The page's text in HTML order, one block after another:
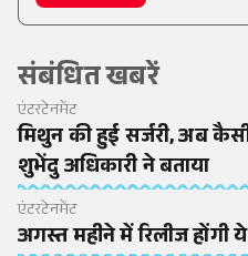
संबंधित खबरें
एंटरटेनमेंट
मिथुन की हुई सर्जरी, अब
शुभेंदु अधिकारी ने बताया
एंटरटेनमेंट
अगस्त महीने में रिलीज होंगी